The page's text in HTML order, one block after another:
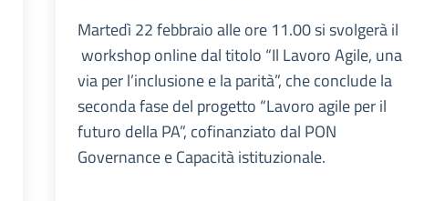
Martedì 22 febbraio alle ore 11.00 si svolgerà il
workshop online dal titolo “Il Lavoro Agile, una
via per l’inclusione e la parità”, che conclude la
seconda fase del progetto “Lavoro agile per il
futuro della PA”, cofinanziato dal PON
Governance e Capacità istituzionale.